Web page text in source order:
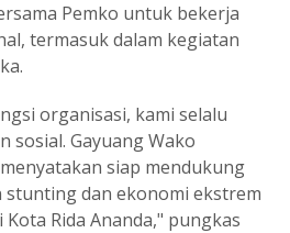
Pemko untuk bekerja
termasuk dalam kegiatan
organisasi, kami selalu
sosial. Gayuang Wako
siap mendukung
dan ekonomi ekstrem
Rida Ananda," pungkas